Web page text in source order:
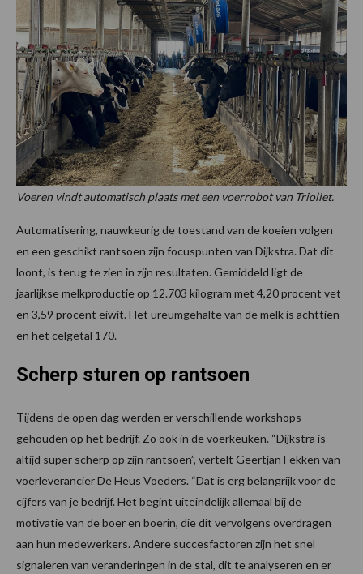
Voeren vindt automatisch plaats met een voerrobot van Trioliet.
Automatisering, nauwkeurig de toestand van de koeien volgen
en een geschikt rantsoen zijn focuspunten van Dijkstra. Dat dit
loont, is terug te zien in zijn resultaten. Gemiddeld ligt de
jaarlijkse melkproductie op 12.703 kilogram met 4,20 procent vet
en 3,59 procent eiwit. Het ureumgehalte van de melk is achttien
en het celgetal 170.
Scherp sturen op rantsoen
Tijdens de open dag werden er verschillende workshops
gehouden op het bedrijf. Zo ook in de voerkeuken. “Dijkstra is
altijd super scherp op zijn rantsoen”, vertelt Geertjan Fekken van
voerleverancier De Heus Voeders. “Dat is erg belangrijk voor de
cijfers van je bedrijf. Het begint uiteindelijk allemaal bij de
motivatie van de boer en boerin, die dit vervolgens overdragen
aan hun medewerkers. Andere succesfactoren zijn het snel
signaleren van veranderingen in de stal, dit te analyseren en er